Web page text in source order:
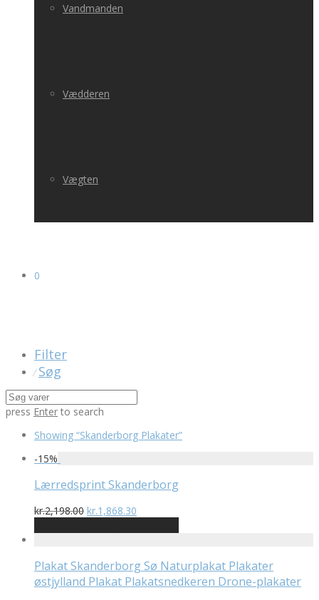
Vandmanden
Vædderen
Vægten
0
Filter
⁄ Søg
press Enter to search
Showing “Skanderborg Plakater”
-15%
Lærredsprint Skanderborg
kr.2,198.00 Den
pris
kr.2,198.00.
kr.1,868.30
pris
kr.1,868.30.
Plakat Skanderborg Sø Naturplakat Plakater
østjylland Plakat Plakatsnedkeren Drone-plakater